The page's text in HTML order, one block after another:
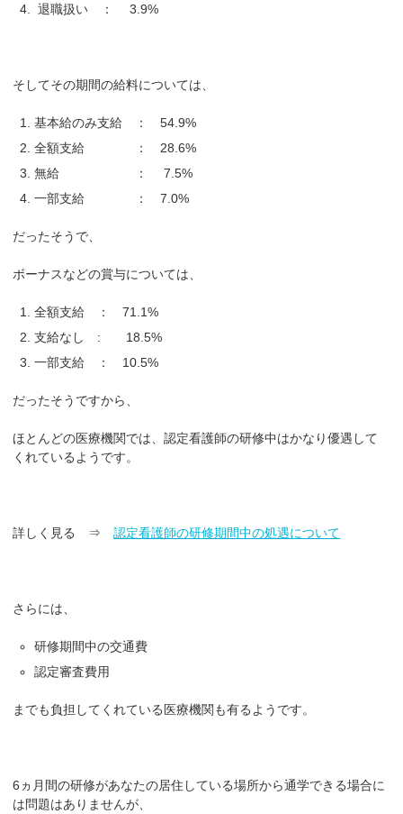
退職扱い ： 3.9%
そしてその期間の給料については、
基本給のみ支給 ： 54.9%
全額支給 ： 28.6%
無給 ： 7.5%
一部支給 ： 7.0%
だったそうで、
ボーナスなどの賞与については、
全額支給 ： 71.1%
支給なし : 18.5%
一部支給 ： 10.5%
だったそうですから、
ほとんどの医療機関では、認定看護師の研修中はかなり優遇して
くれているようです。
詳しく見る ⇒認定看護師の研修期間中の処遇について
さらには、
研修期間中の交通費
認定審査費用
までも負担してくれている医療機関も有るようです。
6ヵ月間の研修があなたの居住している場所から通学できる場合に
は問題はありませんが、